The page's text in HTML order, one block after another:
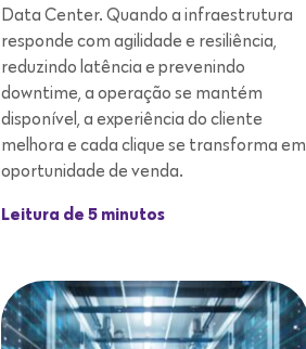
Data Center. Quando a infraestrutura
responde com agilidade e resiliência,
reduzindo latência e prevenindo
downtime, a operação se mantém
disponível, a experiência do cliente
melhora e cada clique se transforma em
oportunidade de venda.
Leitura de 5 minutos